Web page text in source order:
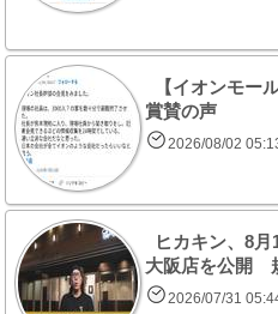
【イオンモー
賞賛の声
2026/08/02
ヒカキン、8月
大阪店を公開
2026/07/31